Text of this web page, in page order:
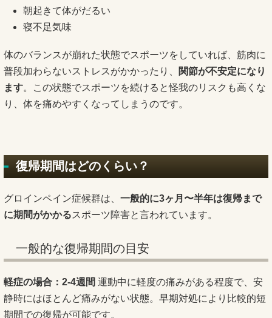
朝起きて体がだるい
寝不足気味
体のバランスが崩れた状態でスポーツをしていれば、筋肉に
普段加わらないストレスがかかったり、
関節が不安定になり
ます。この状態でスポーツを続けると怪我のリスクも高くな
り、体を痛めやすくなってしまうのです。
復帰期間はどのくらい？
グロインペイン症候群は、 一般的に3ヶ月〜半年は復帰まで
に期間がかかるスポーツ障害と言われています。
一般的な復帰期間の目安
軽症の場合：2-4週間 運動中に軽度の痛みがある程度で、安
静時にはほとんど痛みがない状態。早期対処により比較的短
期間での復帰が可能です。